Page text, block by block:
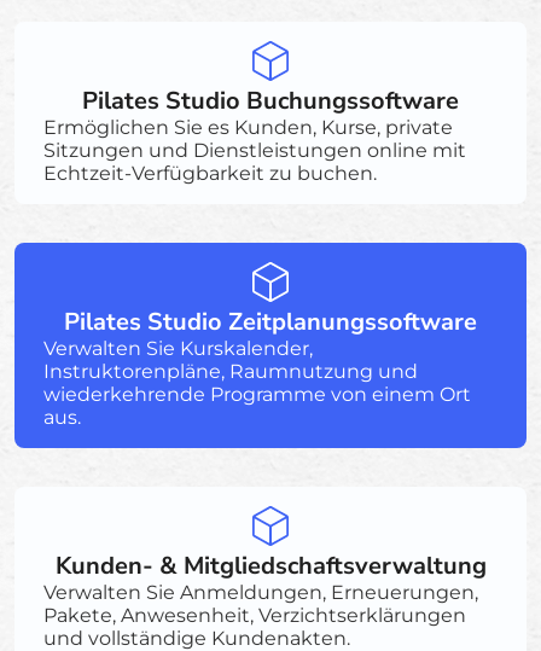
Pilates Studio Buchungssoftware
Ermöglichen Sie es Kunden, Kurse, private
Sitzungen und Dienstleistungen online mit
Echtzeit-Verfügbarkeit zu buchen.
Pilates Studio Zeitplanungssoftware
Verwalten Sie Kurskalender,
Instruktorenpläne, Raumnutzung und
wiederkehrende Programme von einem Ort
aus.
Kunden- & Mitgliedschaftsverwaltung
Verwalten Sie Anmeldungen, Erneuerungen,
Pakete, Anwesenheit, Verzichtserklärungen
und vollständige Kundenakten.